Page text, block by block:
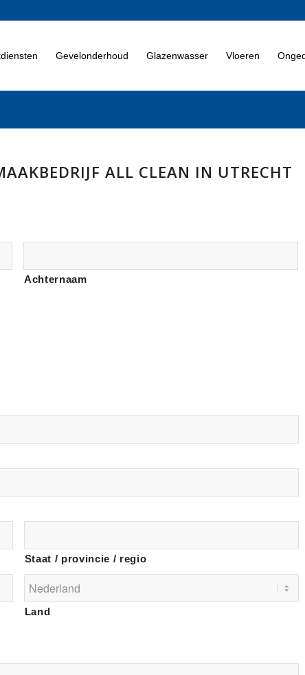
Gevelonderhoud Glazenwasser Vloeren
ALL CLEAN IN UTRECHT
Achternaam
Staat / provincie / regio
Land